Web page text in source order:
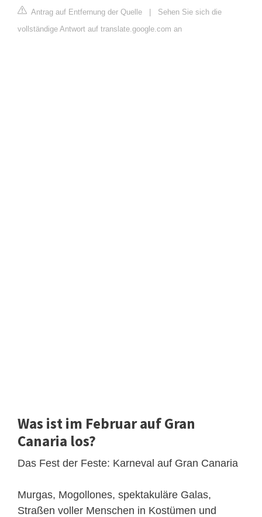
Antrag auf Entfernung der Quelle | Sehen Sie sich die
vollständige Antwort auf translate.google.com an
Was ist im Februar auf Gran
Canaria los?
Das Fest der Feste: Karneval auf Gran Canaria
Murgas, Mogollones, spektakuläre Galas,
Straßen voller Menschen in Kostümen und